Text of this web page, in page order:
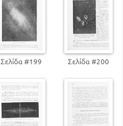
Σελίδα #199 Σελίδα #200